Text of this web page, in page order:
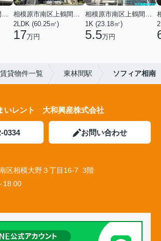
相模原市南区上鶴間本町３丁目
相模原市南区上鶴間本町３丁目
2LDK (60.25㎡)
17万円
相模原市南区上鶴間本町２丁目
1K (23.18㎡)
5.5万円
貸物件一覧 東林間駅 ソフィア相南
いレント 大和興産株式会社
0334 お問い合わせ
区相模大野３丁目16-7 3階
18:00